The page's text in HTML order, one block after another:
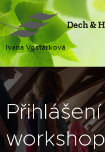
Dech &
Ivana Vostárková